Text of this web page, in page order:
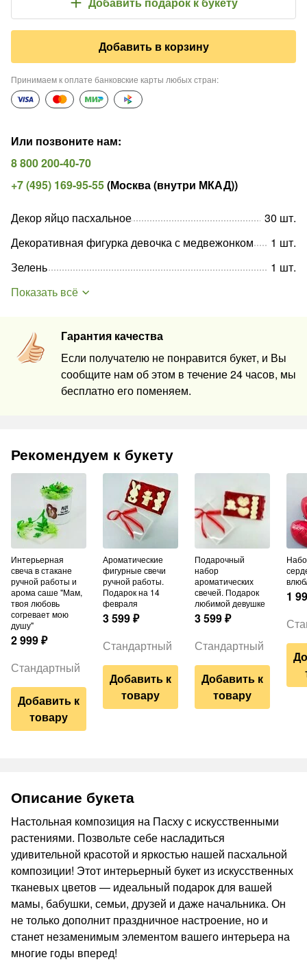
Добавить в корзину
Принимаем к оплате банковские карты любых стран:
Или позвоните нам:
8 800 200-40-70
+7 (495) 169-95-55(Москва (внутри МКАД))
Гарантия качества
Если получателю не понравится букет, и Вы
сообщите нам об этом в течение 24 часов, мы
бесплатно его поменяем.
Декор яйцо пасхальное 30 шт.
Декоративная фигурка девочка с медвежонком
1 шт.
Зелень
1 шт.
Показать всё
Рекомендуем к букету
Интерьерная
свеча в стакане
ручной работы и
арома саше "Мам,
твоя любовь
согревает мою
душу"
2 999₽
Стандартный
Добавить к
товару
Ароматические
фигурные свечи
ручной работы.
Подарок на 14
февраля
3 599₽
Стандартный
Добавить к
товару
Подарочный
набор
ароматических
свечей. Подарок
любимой девушке
3 599₽
Стандартный
Добавить к
товару
Набор шаров из 3
1
Описание букета
Настольная композиция на Пасху с искусственными
растениями. Позвольте себе насладиться
удивительной красотой и яркостью нашей пасхальной
композиции! Этот интерьерный букет из искусственных
тканевых цветов — идеальный подарок для вашей
мамы, бабушки, семьи, друзей и даже начальника. Он
не только дополнит праздничное настроение, но и
станет незаменимым элементом вашего интерьера на
многие годы вперед!